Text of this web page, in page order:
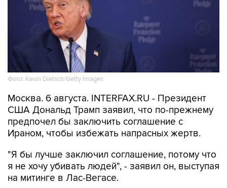
Фото: Kevin Dietsch/Getty Images
Москва. 6 августа. INTERFAX.RU - Президент
предпочел бы заключить соглашение с
Ираном, чтобы избежать напрасных жертв.
"Я бы лучше заключил соглашение, потому что
на митинге в Лас-Вегасе.
Президент США отметил, что переговоры